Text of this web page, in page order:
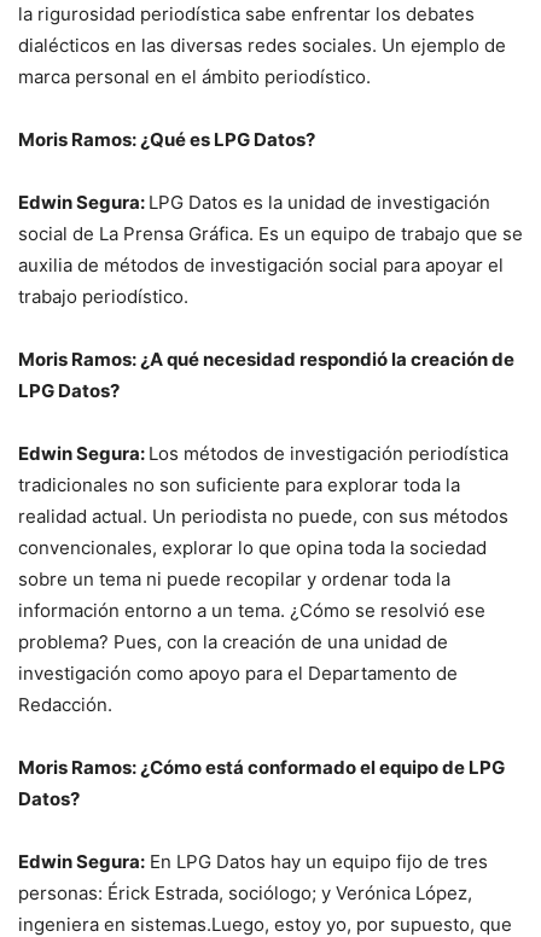
la rigurosidad periodística sabe enfrentar los debates
dialécticos en las diversas redes sociales. Un ejemplo de
marca personal en el ámbito periodístico.
Moris Ramos: ¿Qué es LPG Datos?
Edwin Segura: LPG Datos es la unidad de investigación
social de La Prensa Gráfica. Es un equipo de trabajo que se
auxilia de métodos de investigación social para apoyar el
trabajo periodístico.
Moris Ramos: ¿A qué necesidad respondió la creación de
LPG Datos?
Edwin Segura: Los métodos de investigación periodística
tradicionales no son suficiente para explorar toda la
realidad actual. Un periodista no puede, con sus métodos
convencionales, explorar lo que opina toda la sociedad
sobre un tema ni puede recopilar y ordenar toda la
información entorno a un tema. ¿Cómo se resolvió ese
problema? Pues, con la creación de una unidad de
investigación como apoyo para el Departamento de
Redacción.
Moris Ramos: ¿Cómo está conformado el equipo de LPG
Datos?
Edwin Segura: En LPG Datos hay un equipo fijo de tres
personas: Érick Estrada, sociólogo; y Verónica López,
ingeniera en sistemas.Luego, estoy yo, por supuesto, que